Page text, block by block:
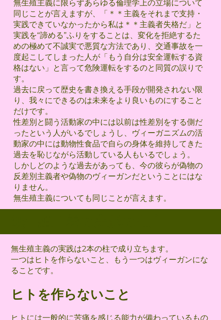
無生殖主義に限らずあらゆる倫理学上の立場について
同じことが言えますが、「＊＊主義をそれまで支持・
実践できていなかったから私は＊＊主義者失格だ」と
実践を“諦める”ふりをすることは、変化を拒絶するた
めの極めて不誠実で悪質な方法であり、交通事故を一
度起こしてしまった人が「もう自分は安全運転する資
格はない」と言って危険運転をするのと同質の誤りで
す。
過去に戻って歴史を書き換える手段が開発されない限
り、我々にできるのは未来をより良いものにすること
だけです。
性差別と闘う活動家の中には以前は性差別をする側だ
ったという人がいるでしょうし、ヴィーガニズムの活
動家の中には動物性食品で自らの身体を維持してきた
過去を恥じながら活動している人もいるでしょう。
しかしどのような過去があっても、今の彼らが偽物の
反差別主義者や偽物のヴィーガンだということにはな
りません。
無生殖主義についても同じことが言えます。
無生殖主義の実践は2本の柱で成り立ちます。
一つはヒトを作らないこと、もう一つはヴィーガンにな
ることです。
ヒトを作らないこと
ヒトには一般的に苦痛を感じる能力が備わっているもの